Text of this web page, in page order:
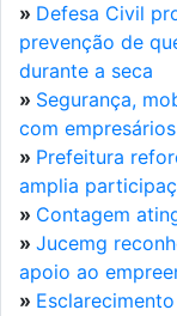
» Defesa Civil
prevenção de
durante a seca
» Segurança,
com empresários
» Prefeitura
amplia
» Contagem
» Jucemg
apoio ao
»